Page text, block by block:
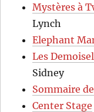
Mystères à
Lynch
Elephant
Les
Sidney
Sommaire
Center Stage